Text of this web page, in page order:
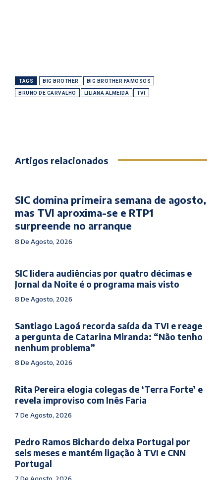
TAGS BIG BROTHER BIG BROTHER FAMOSOS
BRUNO DE CARVALHO LILIANA ALMEIDA TVI
Artigos relacionados
SIC domina primeira semana de agosto,
mas TVI aproxima-se e RTP1
surpreende no arranque
8 De Agosto, 2026
SIC lidera audiências por quatro décimas e
Jornal da Noite é o programa mais visto
8 De Agosto, 2026
Santiago Lagoá recorda saída da TVI e reage
a pergunta de Catarina Miranda: “Não tenho
nenhum problema”
8 De Agosto, 2026
Rita Pereira elogia colegas de ‘Terra Forte’ e
revela improviso com Inês Faria
7 De Agosto, 2026
Pedro Ramos Bichardo deixa Portugal por
seis meses e mantém ligação à TVI e CNN
Portugal